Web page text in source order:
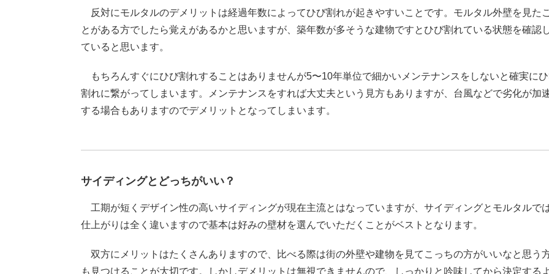
反対にモルタルのデメリットは経過年数によってひび割れが起きやすいことです。モルタル外壁を見たこ
とがある方でしたら覚えがあるかと思いますが、築年数が多そうな建物ですとひび割れている状態を確認
ていると思います。
もちろんすぐにひび割れすることはありませんが5〜10年単位で細かいメンテナンスをしないと確実に
割れに繋がってしまいます。メンテナンスをすれば大丈夫という見方もありますが、台風などで劣化が加
する場合もありますのでデメリットとなってしまいます。
サイディングとどっちがいい？
工期が短くデザイン性の高いサイディングが現在主流とはなっていますが、サイディングとモルタルで
仕上がりは全く違いますので基本は好みの壁材を選んでいただくことがベストとなります。
双方にメリットはたくさんありますので、比べる際は街の外壁や建物を見てこっちの方がいいなと思う
も見つけることが大切です。しかしデメリットは無視できませんので、しっかりと吟味してから決定するよ